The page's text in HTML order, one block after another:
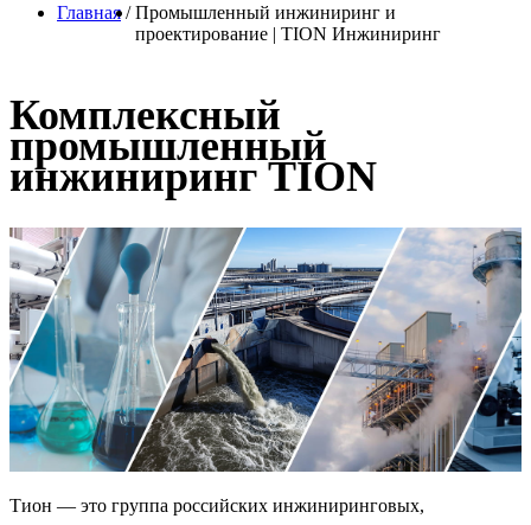
Главная/Промышленный инжиниринг и
проектирование | TION Инжиниринг
Комплексный
промышленный
инжиниринг TION
Тион — это группа российских инжиниринговых,